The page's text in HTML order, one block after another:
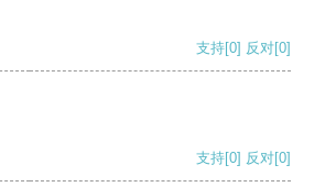
支持[0] 反对[0]
支持[0] 反对[0]